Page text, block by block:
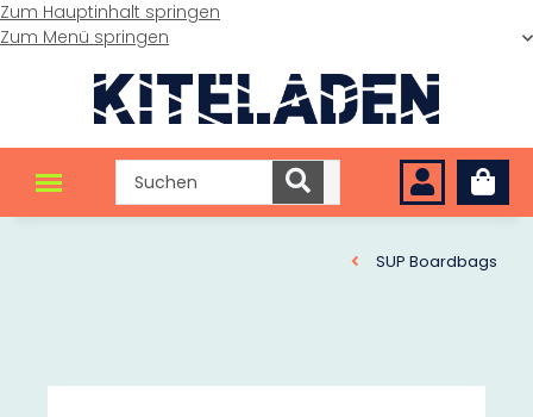
Zum Hauptinhalt springen
Zum Menü springen
SUP Boardbags